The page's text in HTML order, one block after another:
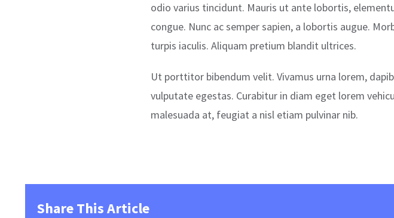
odio varius tincidunt. Mauris ut ante lobortis,
congue. Nunc ac semper sapien, a lobortis augue.
turpis iaculis. Aliquam pretium blandit ultrices.
Ut porttitor bibendum velit. Vivamus urna lorem,
vulputate egestas. Curabitur in diam eget lorem
malesuada at, feugiat a nisl etiam pulvinar nib.
Share This Article